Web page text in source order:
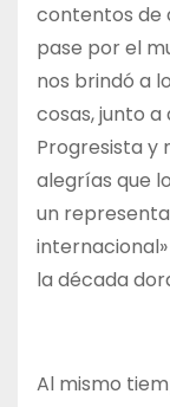
contentos de
pase por el
nos brindó a
cosas, junto a
Progresista y
alegrías que
un
la década
Al mismo